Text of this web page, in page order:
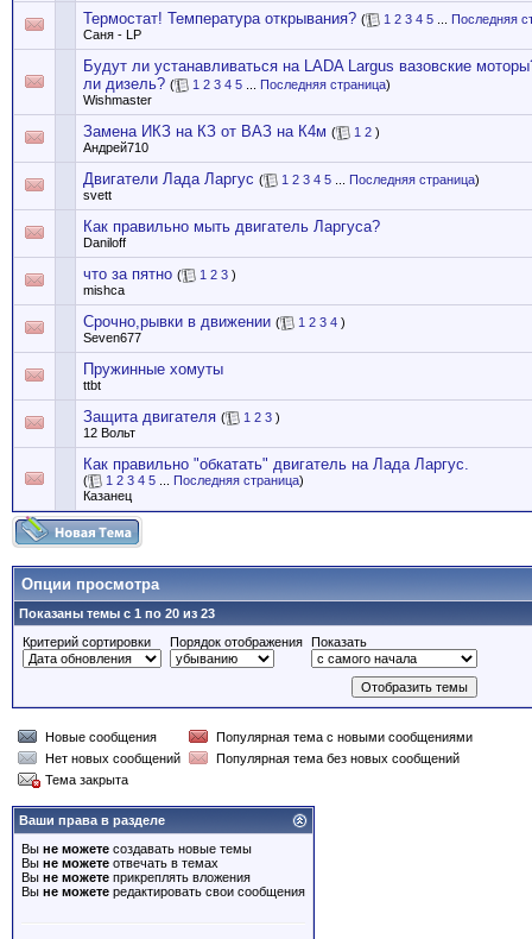
Термостат! Температура открывания? ( 1 2 3 4 5
Последняя
Саня - LP
Будут ли устанавливаться на LADA Largus вазовские
ли дизель? ( 1 2 3 4 5 Последняя страница)
Wishmaster
Замена ИКЗ на КЗ от ВАЗ на К4м ( 1 2 )
Андрей710
Двигатели Лада Ларгус ( 1 2 3 4 5 Последняя страница)
svett
Как правильно мыть двигатель Ларгуса?
Daniloff
что за пятно ( 1 2 3 )
mishca
Срочно,рывки в движении ( 1 2 3 4 )
Seven677
Пружинные хомуты
ttbt
Защита двигателя ( 1 2 3 )
12 Вольт
Как правильно "обкатать" двигатель на Лада Ларгус.
( 1 2 3 4 5 Последняя страница)
Казанец
Опции просмотра
Показаны темы с 1 по 20 из 23
Критерий сортировки
Порядок отображения Показать
Новые сообщения
Популярная тема с новыми сообщениями
Нет новых сообщений
Популярная тема без новых сообщений
Тема закрыта
Ваши права в разделе
Вы не можете создавать новые темы
Вы не можете отвечать в темах
Вы не можете прикреплять вложения
Вы не можете редактировать свои сообщения